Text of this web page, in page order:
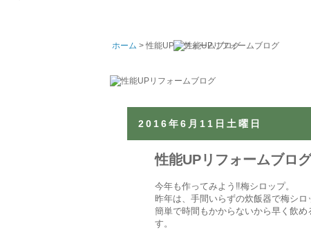
ホーム > 性能UPリフォームブログ
2016年6月11日土曜日
性能UPリフォームブロ
今年も作ってみよう‼️梅シロップ。
昨年は、手間いらずの炊飯器で梅シロ
簡単で時間もかからないから早く飲
す。